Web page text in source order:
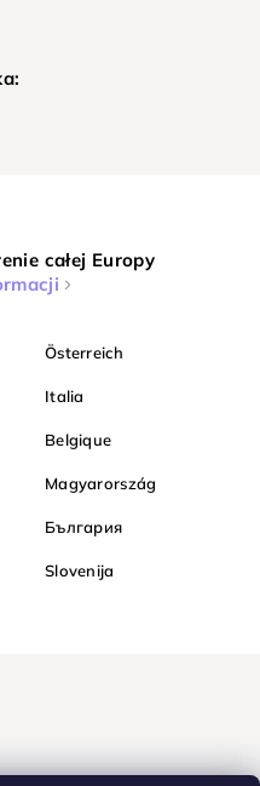
całej Europy
Österreich
Italia
Belgique
Magyarország
България
Slovenija